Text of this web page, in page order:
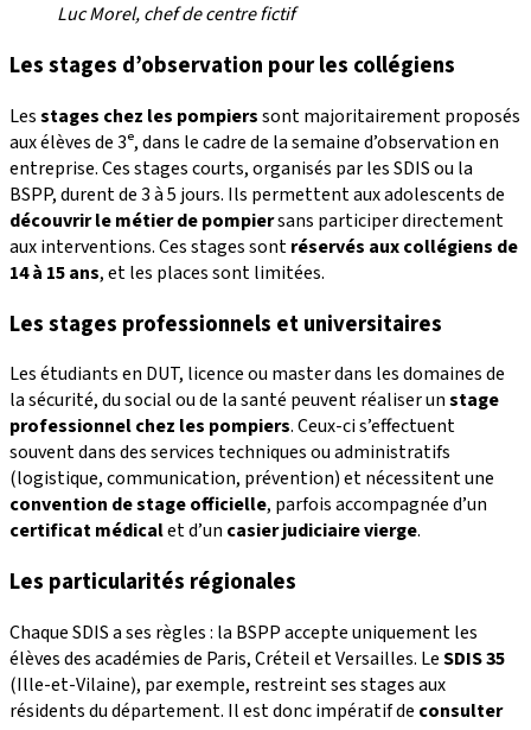
Luc Morel, chef de centre fictif
Les stages d’observation pour les collégiens
Lesstages chez les pompierssont majoritairement proposés
aux élèves de 3ᵉ, dans le cadre de la semaine d’observation en
entreprise. Ces stages courts, organisés par les SDIS ou la
BSPP, durent de 3 à 5 jours. Ils permettent aux adolescents de
découvrir le métier de pompiersans participer directement
aux interventions. Ces stages sontréservés aux collégiens de
14 à 15 ans, et les places sont limitées.
Les stages professionnels et universitaires
Les étudiants en DUT, licence ou master dans les domaines de
la sécurité, du social ou de la santé peuvent réaliser unstage
professionnel chez les pompiers. Ceux-ci s’effectuent
souvent dans des services techniques ou administratifs
(logistique, communication, prévention) et nécessitent une
convention de stage officielle, parfois accompagnée d’un
certificat médicalet d’un casier judiciaire vierge.
Les particularités régionales
Chaque SDIS a ses règles : la BSPP accepte uniquement les
élèves des académies de Paris, Créteil et Versailles. LeSDIS 35
(Ille-et-Vilaine), par exemple, restreint ses stages aux
résidents du département. Il est donc impératif de consulter